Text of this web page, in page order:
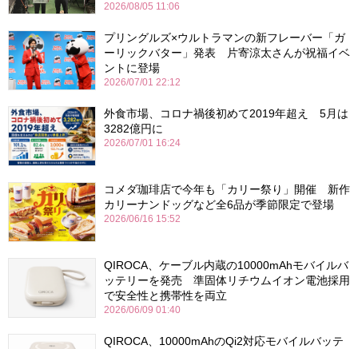
2026/08/05 11:06
プリングルズ×ウルトラマンの新フレーバー「ガ
ーリックバター」発表 片寄涼太さんが祝福イベ
ントに登場
2026/07/01 22:12
外食市場、コロナ禍後初めて2019年超え 5月は
3282億円に
2026/07/01 16:24
コメダ珈琲店で今年も「カリー祭り」開催 新作
カリーナンドッグなど全6品が季節限定で登場
2026/06/16 15:52
QIROCA、ケーブル内蔵の10000mAhモバイルバ
ッテリーを発売 準固体リチウムイオン電池採用
で安全性と携帯性を両立
2026/06/09 01:40
QIROCA、10000mAhのQi2対応モバイルバッテ